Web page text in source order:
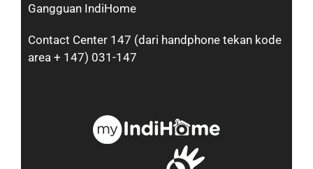
Gangguan IndiHome
Contact Center 147 (dari handphone tekan kode
area + 147) 031-147